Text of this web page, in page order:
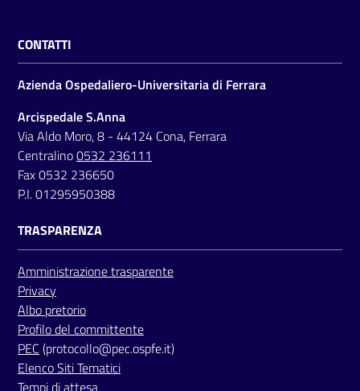
CONTATTI
Azienda Ospedaliero-Universitaria di Ferrara
Arcispedale S.Anna
Via Aldo Moro, 8 - 44124 Cona, Ferrara
Centralino0532 236111
Fax 0532 236650
P.I. 01295950388
TRASPARENZA
Amministrazione trasparente
Privacy
Albo pretorio
Profilo del committente
PEC (protocollo@pec.ospfe.it)
Elenco Siti Tematici
Tempi di attesa